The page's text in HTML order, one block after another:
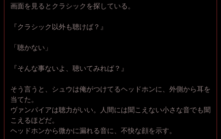
画面を見るとクラシックを探している。
『クラシック以外も聴けば？』
「聴かない」
『そんな事ないよ、聴いてみれば？』
そう言うと、シュウは俺がつけてるヘッドホンに、外側から耳を
当てた。
ヴァンパイアは聴力がいい。人間には聞こえない小さな音でも聞
こえるほどだ。
ヘッドホンから微かに漏れる音に、不快な顔を示す。